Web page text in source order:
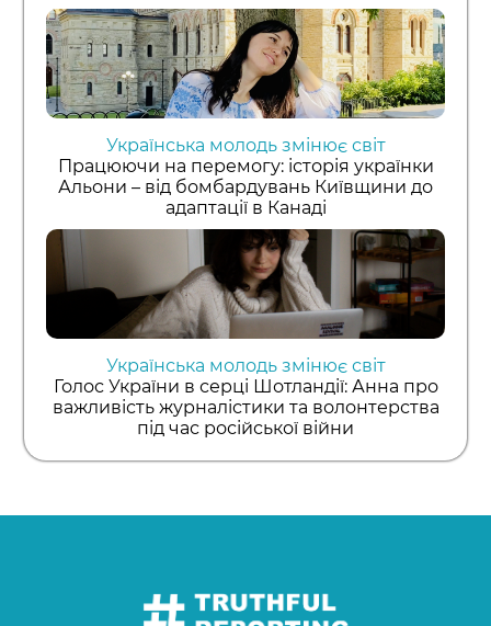
Українська молодь змінює світ
Працюючи на перемогу: історія українки
Альони – від бомбардувань Київщини до
адаптації в Канаді
Українська молодь змінює світ
Голос України в серці Шотландії: Анна про
важливість журналістики та волонтерства
під час російської війни